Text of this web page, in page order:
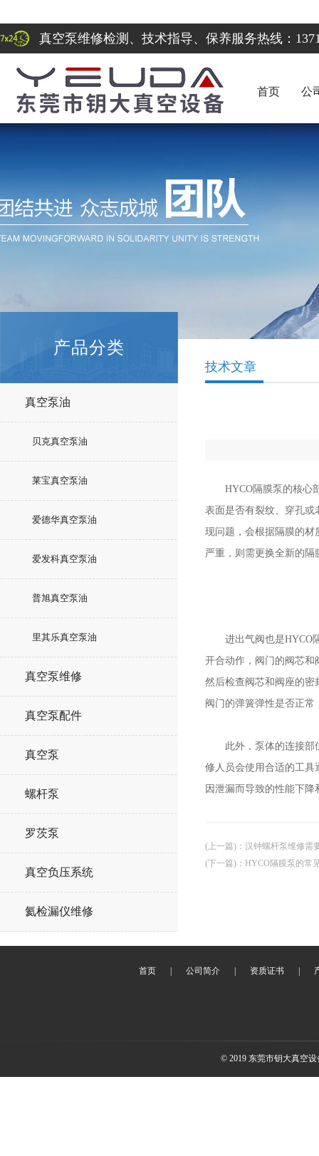
真空泵维修检测、技术指导、保养服务热线：
首页 公
产品分类
真空泵油
贝克真空泵油
莱宝真空泵油
爱德华真空泵油
爱发科真空泵油
普旭真空泵油
里其乐真空泵油
真空泵维修
真空泵配件
真空泵
螺杆泵
罗茨泵
真空负压系统
氦检漏仪维修
技术文章
HYCO隔膜泵的核心部
表面是否有裂纹、穿孔或
现问题，会根据隔膜的材
严重，则需更换全新的
进出气阀也是HYCO隔
开合动作，阀门的阀芯和
然后检查阀芯和阀座的密
阀门的弹簧弹性是否正
此外，泵体的连接部位
修人员会使用合适的工具
因泄漏而导致的性能下降
(上一篇) ： 汉钟螺杆泵维修需
(下一篇) ： HYCO隔膜泵的常
首页 公司简介 资质证书
© 2019 东莞市钥大真空